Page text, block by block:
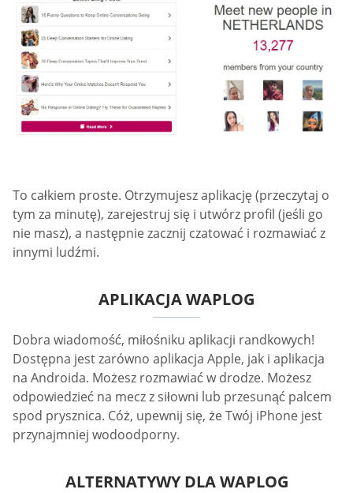
To całkiem proste. Otrzymujesz aplikację (przeczytaj o
tym za minutę), zarejestruj się i utwórz profil (jeśli go
nie masz), a następnie zacznij czatować i rozmawiać z
innymi ludźmi.
APLIKACJA WAPLOG
Dobra wiadomość, miłośniku aplikacji randkowych!
Dostępna jest zarówno aplikacja Apple, jak i aplikacja
na Androida. Możesz rozmawiać w drodze. Możesz
odpowiedzieć na mecz z siłowni lub przesunąć palcem
spod prysznica. Cóż, upewnij się, że Twój iPhone jest
przynajmniej wodoodporny.
ALTERNATYWY DLA WAPLOG